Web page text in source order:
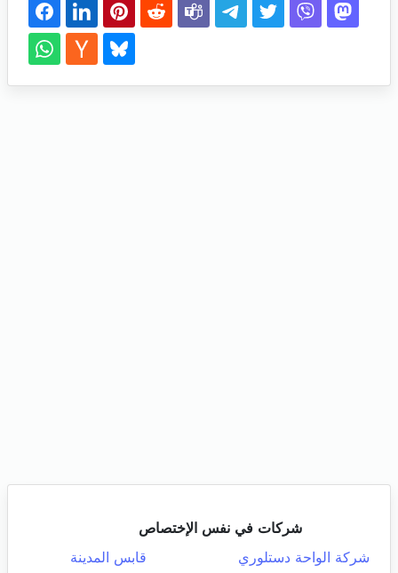
شركات في نفس الإختصاص
شركة الواحة دستلوري
قابس المدينة